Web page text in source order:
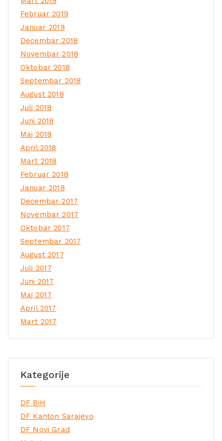
Februar 2019
Januar 2019
Decembar 2018
Novembar 2018
Oktobar 2018
Septembar 2018
August 2018
Juli 2018
Juni 2018
Maj 2018
April 2018
Mart 2018
Februar 2018
Januar 2018
Decembar 2017
Novembar 2017
Oktobar 2017
Septembar 2017
August 2017
Juli 2017
Juni 2017
Maj 2017
April 2017
Mart 2017
Kategorije
DF BiH
DF Kanton Sarajevo
DF Novi Grad